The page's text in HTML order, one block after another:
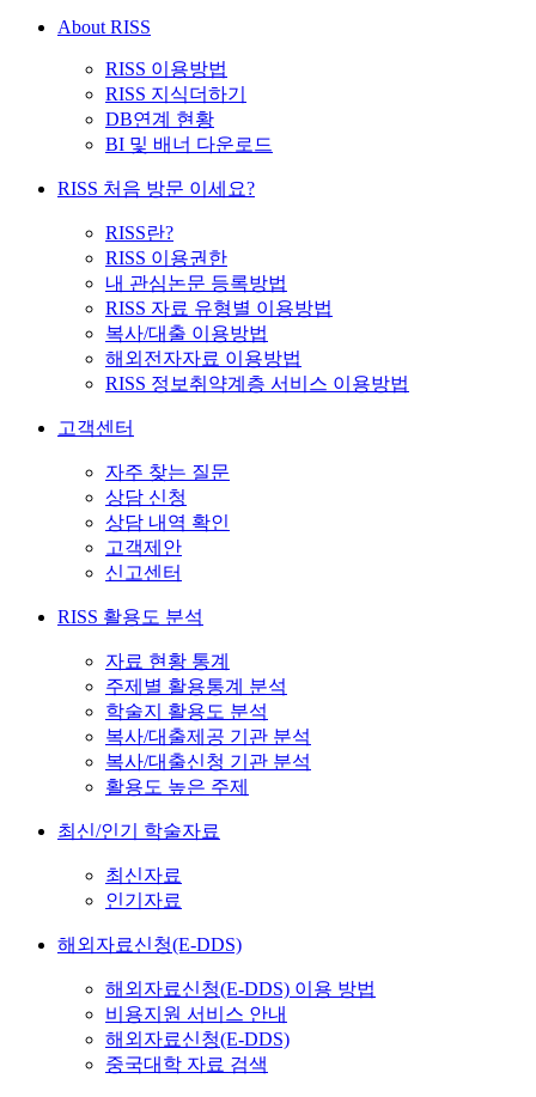
About RISS
RISS 이용방법
RISS 지식더하기
DB연계 현황
BI 및 배너 다운로드
RISS 처음 방문 이세요?
RISS란?
RISS 이용권한
내 관심논문 등록방법
RISS 자료 유형별 이용방법
복사/대출 이용방법
해외전자자료 이용방법
RISS 정보취약계층 서비스 이용방법
고객센터
자주 찾는 질문
상담 신청
상담 내역 확인
고객제안
신고센터
RISS 활용도 분석
자료 현황 통계
주제별 활용통계 분석
학술지 활용도 분석
복사/대출제공 기관 분석
복사/대출신청 기관 분석
활용도 높은 주제
최신/인기 학술자료
최신자료
인기자료
해외자료신청(E-DDS)
해외자료신청(E-DDS) 이용 방법
비용지원 서비스 안내
해외자료신청(E-DDS)
중국대학 자료 검색